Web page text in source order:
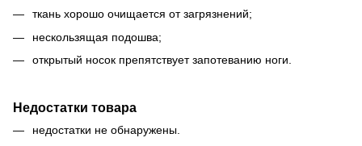
ткань хорошо очищается от загрязнений;
нескользящая подошва;
открытый носок препятствует запотеванию ноги.
Недостатки товара
недостатки не обнаружены.